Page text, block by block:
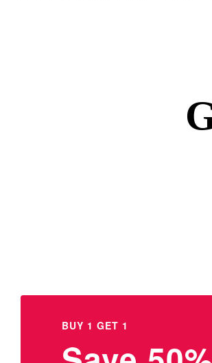
BUY 1 GET 1